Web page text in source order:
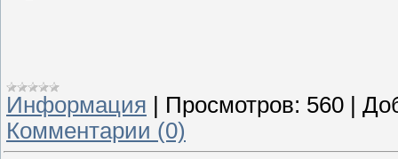
Информация | Просмотров: 560 |
Комментарии (0)